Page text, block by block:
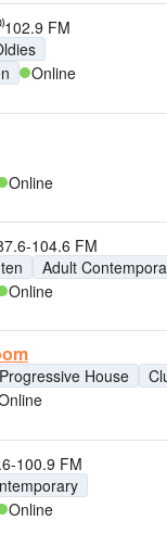
102.9 FM
Online
Online
104.6 FM
Adult
Online
Progressive House
100.9 FM
Online